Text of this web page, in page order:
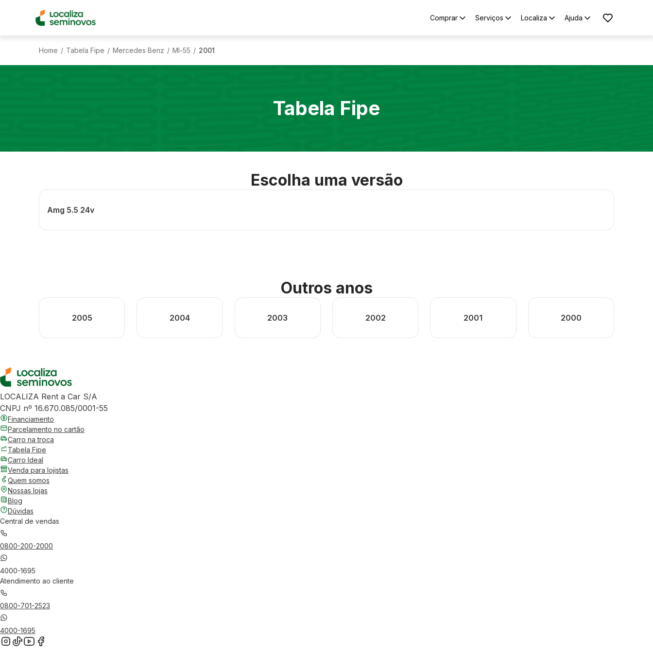
Comprar Serviços Localiza Ajuda
Home / Tabela Fipe / Mercedes Benz / Ml-55 / 2001
Tabela Fipe
Escolha uma versão
Amg 5.5 24v
Outros anos
2005 2004 2003 2002 2001 2000
LOCALIZA Rent a Car S/A
CNPJ nº 16.670.085/0001-55
Financiamento
Parcelamento no cartão
Carro na troca
Tabela Fipe
Carro Ideal
Venda para lojistas
Quem somos
Nossas lojas
Blog
Dúvidas
Central de vendas
0800-200-2000
4000-1695
Atendimento ao cliente
0800-701-2523
4000-1695